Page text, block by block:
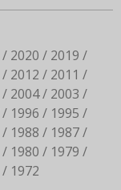
2020
2019
2012
2011
2004
2003
1996
1995
1988
1987
1980
1979
1972